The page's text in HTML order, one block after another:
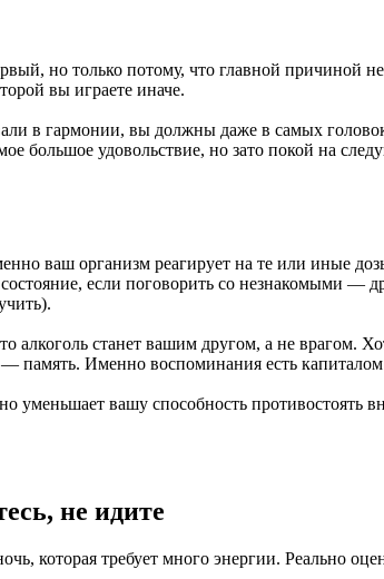
но только потому, что главной причиной
вы играете иначе.
в гармонии, вы должны даже в самых
большое удовольствие, но зато покой на
ваш организм реагирует на те или иные
если поговорить со незнакомыми —
алкоголь станет вашим другом, а не
память. Именно воспоминания есть
уменьшает вашу способность противостоять
не идите
которая требует много энергии. Реально